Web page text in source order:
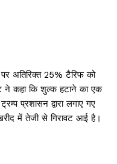
अतिरिक्त 25% टैरिफ को
ने कहा कि शुल्क हटाने का एक
प्रशासन द्वारा लगाए गए
में तेजी से गिरावट आई है।